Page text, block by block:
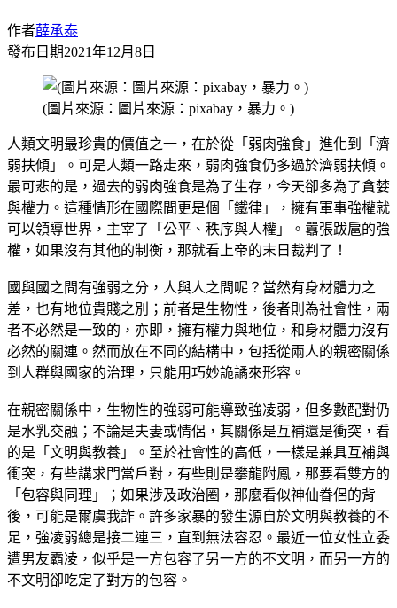
作者薛承泰
發布日期2021年12月8日
(圖片來源：圖片來源：pixabay，暴力。)
人類文明最珍貴的價值之一，在於從「弱肉強食」進化到「濟
弱扶傾」。可是人類一路走來，弱肉強食仍多過於濟弱扶傾。
最可悲的是，過去的弱肉強食是為了生存，今天卻多為了貪婪
與權力。這種情形在國際間更是個「鐵律」，擁有軍事強權就
可以領導世界，主宰了「公平、秩序與人權」。囂張跋扈的強
權，如果沒有其他的制衡，那就看上帝的末日裁判了！
國與國之間有強弱之分，人與人之間呢？當然有身材體力之
差，也有地位貴賤之別；前者是生物性，後者則為社會性，兩
者不必然是一致的，亦即，擁有權力與地位，和身材體力沒有
必然的關連。然而放在不同的結構中，包括從兩人的親密關係
到人群與國家的治理，只能用巧妙詭譎來形容。
在親密關係中，生物性的強弱可能導致強凌弱，但多數配對仍
是水乳交融；不論是夫妻或情侶，其關係是互補還是衝突，看
的是「文明與教養」。至於社會性的高低，一樣是兼具互補與
衝突，有些講求門當戶對，有些則是攀龍附鳳，那要看雙方的
「包容與同理」；如果涉及政治圈，那麼看似神仙眷侶的背
後，可能是爾虞我詐。許多家暴的發生源自於文明與教養的不
足，強凌弱總是接二連三，直到無法容忍。最近一位女性立委
遭男友霸凌，似乎是一方包容了另一方的不文明，而另一方的
不文明卻吃定了對方的包容。